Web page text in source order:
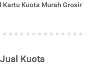
Kartu Kuota Murah Grosir
Kuota